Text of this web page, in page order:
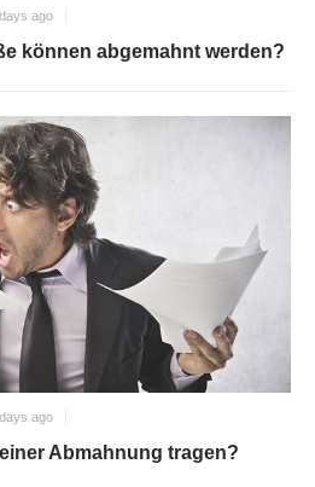
ago
können abgemahnt werden?
ago
Abmahnung tragen?